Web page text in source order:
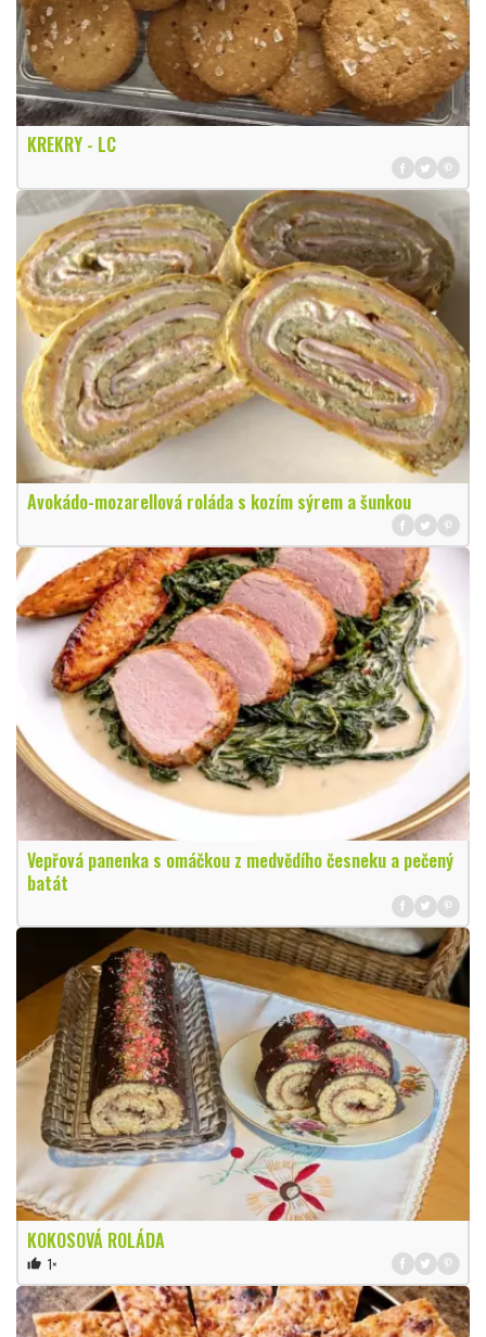
KREKRY - LC
Avokádo-mozarellová roláda s kozím sýrem a šunkou
Vepřová panenka s omáčkou z medvědího česneku a pečený
batát
KOKOSOVÁ ROLÁDA
thumb_up 1×